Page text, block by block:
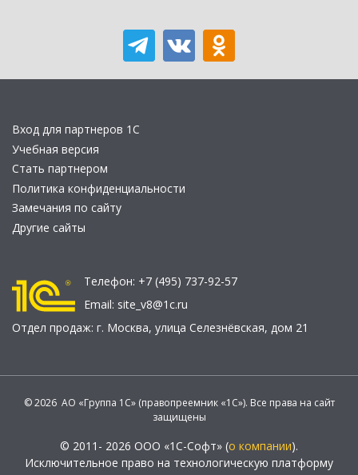
Вход для партнеров 1С
Учебная версия
Стать партнером
Политика конфиденциальности
Замечания по сайту
Другие сайты
Телефон: +7 (495) 737-92-57
Email: site_v8@1c.ru
Отдел продаж: г. Москва, улица Селезнёвская, дом 21
© 2026 АО «Группа 1С» (правопреемник «1С»). Все права на сайт
защищены
© 2011- 2026 ООО «1С-Софт» (о компании).
Исключительное право на технологическую платформу